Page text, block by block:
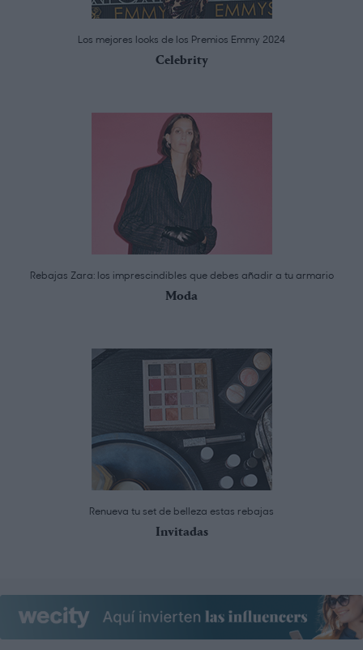
Los mejores looks de los Premios Emmy 2024
Celebrity
Rebajas Zara: los imprescindibles que debes añadir a tu armario
Moda
Renueva tu set de belleza estas rebajas
Invitadas